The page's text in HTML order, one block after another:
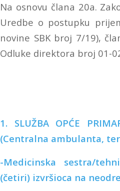
Na osnovu člana 20a.
Uredbe o postupku
novine SBK broj 7/19),
Odluke direktora broj 01-
1. SLUŽBA OPĆE
(Centralna ambulanta,
-Medicinska
(četiri) izvršioca na